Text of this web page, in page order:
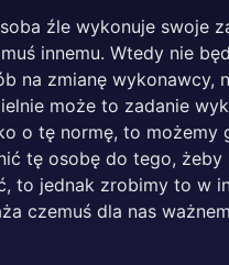
źle wykonuje swoje
innemu. Wtedy nie
na zmianę
może to zadanie
o tę normę, to
tę osobę do tego,
to jednak zrobimy to w
czemuś dla nas